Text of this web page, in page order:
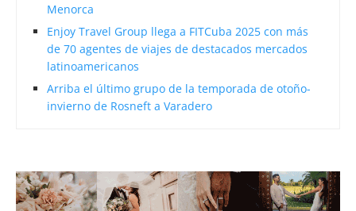
Menorca
Enjoy Travel Group llega a FITCuba 2025 con más
de 70 agentes de viajes de destacados mercados
latinoamericanos
Arriba el último grupo de la temporada de otoño-
invierno de Rosneft a Varadero